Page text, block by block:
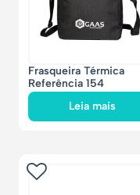
Frasqueira Térmica
Referência 154
Leia mais